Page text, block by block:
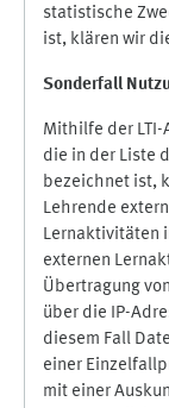
statistische
ist, klären wir
Sonderfall
Mithilfe der
die in der Liste
bezeichnet ist,
Lehrende
Lernaktivitäten
externen
Übertragung
über die IP-
diesem Fall
einer
mit einer